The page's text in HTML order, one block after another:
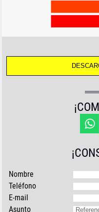
Nombre
Teléfono
E-mail
Asunto